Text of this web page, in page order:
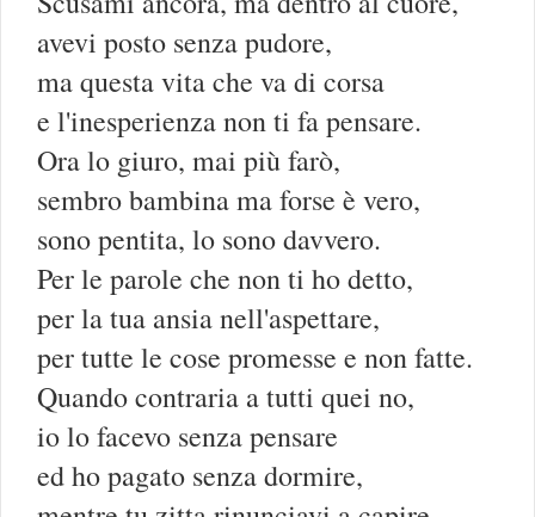
avevi posto senza pudore,
ma questa vita che va di corsa
e l'inesperienza non ti fa pensare.
Ora lo giuro, mai più farò,
sembro bambina ma forse è vero,
sono pentita, lo sono davvero.
Per le parole che non ti ho detto,
per la tua ansia nell'aspettare,
per tutte le cose promesse e non fatte.
Quando contraria a tutti quei no,
io lo facevo senza pensare
ed ho pagato senza dormire,